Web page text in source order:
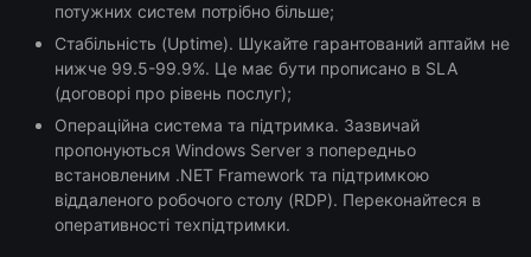
потужних систем потрібно більше;
Стабільність (Uptime). Шукайте гарантований аптайм не
нижче 99.5-99.9%. Це має бути прописано в SLA
(договорі про рівень послуг);
Операційна система та підтримка. Зазвичай
пропонуються Windows Server з попередньо
встановленим .NET Framework та підтримкою
віддаленого робочого столу (RDP). Переконайтеся в
оперативності техпідтримки.